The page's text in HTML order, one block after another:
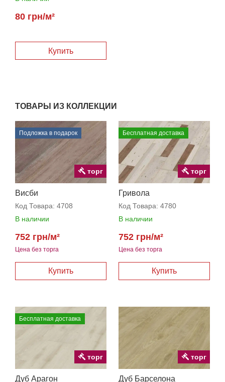
80 грн/м²
Купить
ТОВАРЫ ИЗ КОЛЛЕКЦИИ
Подложка в подарок
Висби
Код Товара: 4708
В наличии
Цена без торга
752 грн/м²
торг
Бесплатная доставка
Гривола
Код Товара: 4780
В наличии
Цена без торга
752 грн/м²
торг
Бесплатная доставка
Дуб Арагон
торг
Дуб Барселона
торг